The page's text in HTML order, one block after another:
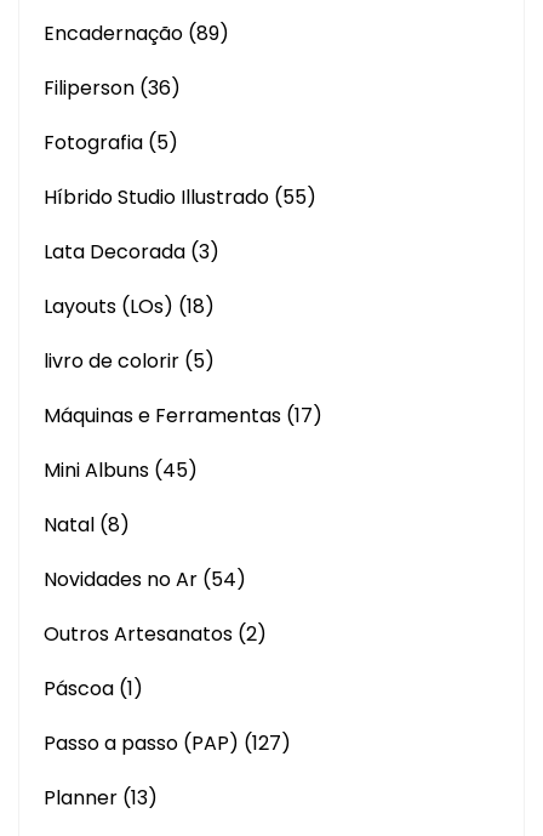
Encadernação (89)
Filiperson (36)
Fotografia (5)
Híbrido Studio Illustrado (55)
Lata Decorada (3)
Layouts (LOs) (18)
livro de colorir (5)
Máquinas e Ferramentas (17)
Mini Albuns (45)
Natal (8)
Novidades no Ar (54)
Outros Artesanatos (2)
Páscoa (1)
Passo a passo (PAP) (127)
Planner (13)